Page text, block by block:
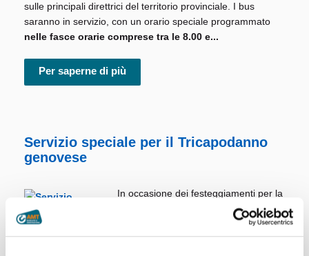
sulle principali direttrici del territorio provinciale. I bus
saranno in servizio, con un orario speciale programmato
nelle fasce orarie comprese tra le 8.00 e...
Per saperne di più
Servizio speciale per il Tricapodanno
genovese
In occasione dei festeggiamenti per la
fine dell’anno, nelle serate digiovedì
29, venerdì 30 e sabato 31
dicembre, AMT ha previsto una serie